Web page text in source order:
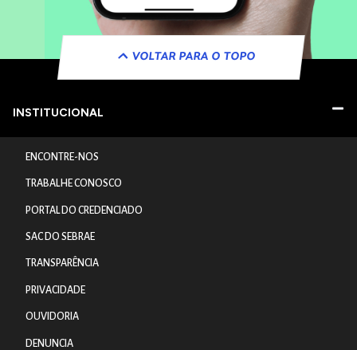
VOLTAR PARA O TOPO
INSTITUCIONAL
ENCONTRE-NOS
TRABALHE CONOSCO
PORTAL DO CREDENCIADO
SAC DO SEBRAE
TRANSPARÊNCIA
PRIVACIDADE
OUVIDORIA
DENUNCIA